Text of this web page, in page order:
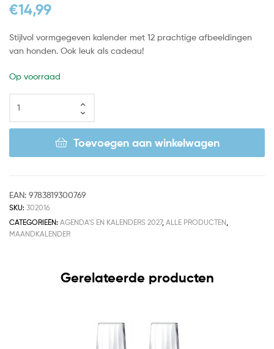
€14,99
Stijlvol vormgegeven kalender met 12 prachtige afbeeldingen
van honden. Ook leuk als cadeau!
Op voorraad
Toevoegen aan winkelwagen
EAN: 9783819300769
SKU: 302016
CATEGORIEËN: AGENDA'S EN KALENDERS 2027, ALLE PRODUCTEN
MAANDKALENDER
Gerelateerde producten